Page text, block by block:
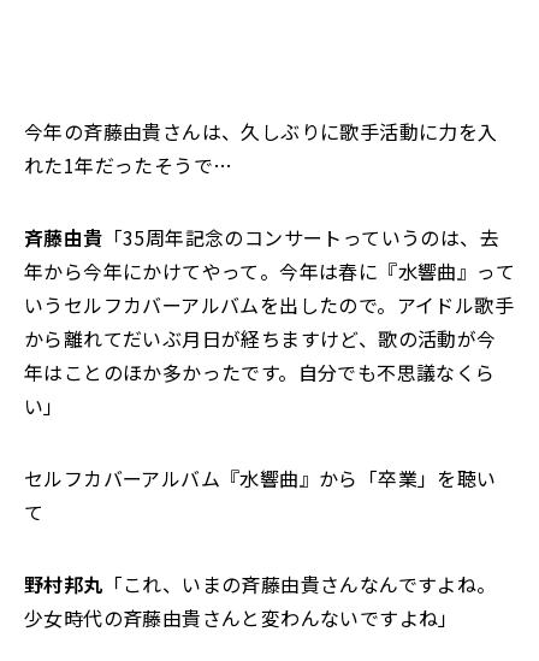
今年の斉藤由貴さんは、久しぶりに歌手活動に力を入
れた1年だったそうで…
斉藤由貴 「35周年記念のコンサートっていうのは、去
年から今年にかけてやって。今年は春に『水響曲』って
いうセルフカバーアルバムを出したので。アイドル歌手
から離れてだいぶ月日が経ちますけど、歌の活動が今
年はことのほか多かったです。自分でも不思議なくら
い」
セルフカバーアルバム『水響曲』から「卒業」を聴い
て
野村邦丸 「これ、いまの斉藤由貴さんなんですよね。
少女時代の斉藤由貴さんと変わんないですよね」